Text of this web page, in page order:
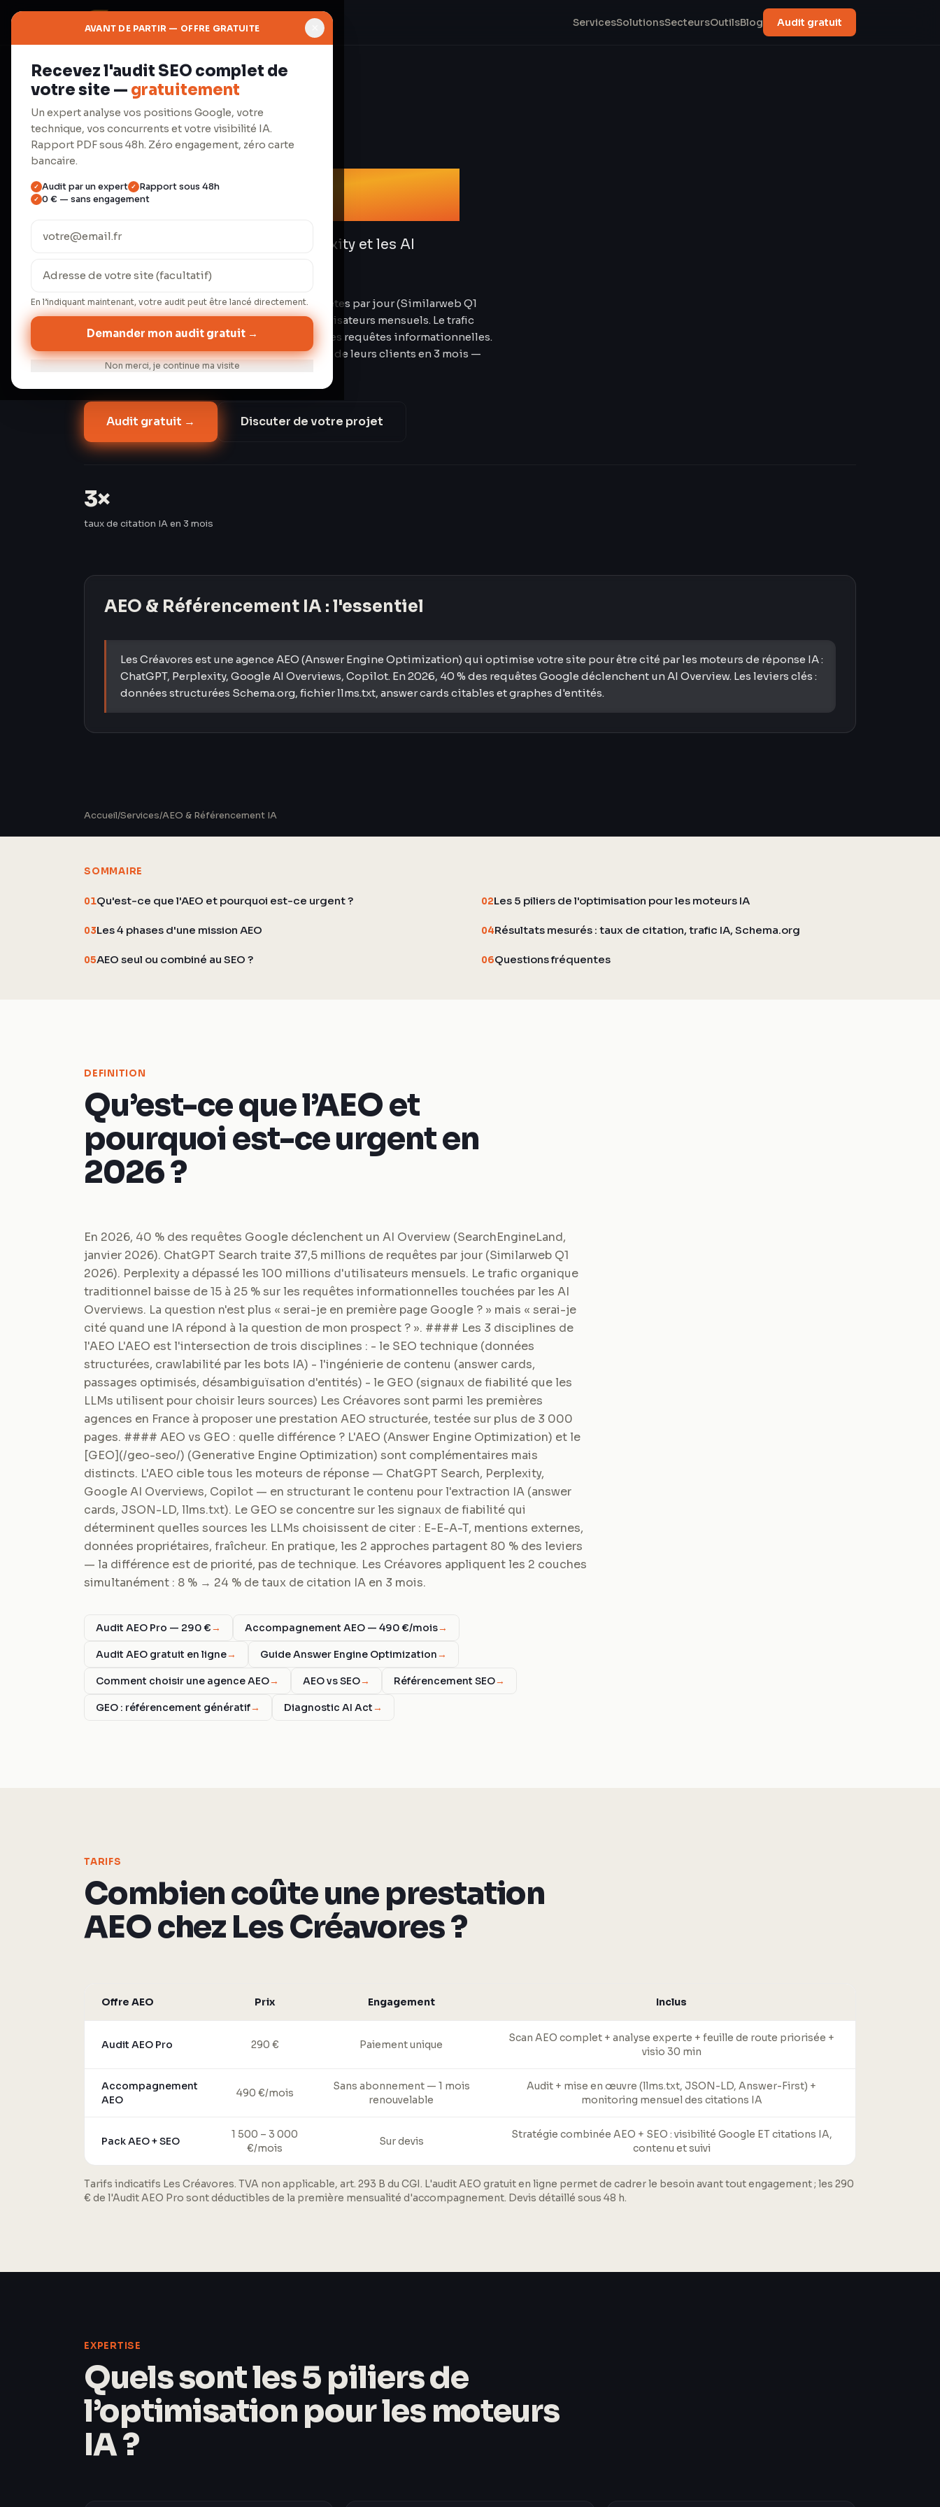
AVANT DE PARTIR — OFFRE GRATUITE
Recevez l'audit SEO complet de
votre site — gratuitement
Un expert analyse vos positions Google, votre
technique, vos concurrents et votre visibilité IA.
Rapport PDF sous 48h. Zéro engagement, zéro carte
bancaire.
✓ Audit par un expert ✓ Rapport sous 48h
✓ 0 € — sans engagement
En l’indiquant maintenant, votre audit peut être lancé directement.
Demander mon audit gratuit →
Non merci, je continue ma visite
ServicesSolutionsSecteursOutilsBlog Audit gratuit
◈ IA
AEO &
Référencement IA
Apparaissez dans ChatGPT, Perplexity et les AI
Overviews de Google.
ChatGPT Search traite 37,5 millions de requêtes par jour (Similarweb Q1
2026). Perplexity dépasse 100 millions d'utilisateurs mensuels. Le trafic
organique classique baisse de 15 à 25 % sur les requêtes informationnelles.
Les Créavores ont triplé le taux de citation IA de leurs clients en 3 mois —
passant de 8 % à 24 %.
Audit gratuit → Discuter de votre projet
3×
taux de citation IA en 3 mois
AEO & Référencement IA : l'essentiel
Les Créavores est une agence AEO (Answer Engine Optimization) qui optimise votre site pour être cité par les moteurs de réponse IA :
ChatGPT, Perplexity, Google AI Overviews, Copilot. En 2026, 40 % des requêtes Google déclenchent un AI Overview. Les leviers clés :
données structurées Schema.org, fichier llms.txt, answer cards citables et graphes d'entités.
Accueil/Services/AEO & Référencement IA
SOMMAIRE
01Qu'est-ce que l'AEO et pourquoi est-ce urgent ? 02Les 5 piliers de l'optimisation pour les moteurs IA
03Les 4 phases d'une mission AEO 04Résultats mesurés : taux de citation, trafic IA, Schema.org
05AEO seul ou combiné au SEO ? 06Questions fréquentes
DEFINITION
Qu’est-ce que l’AEO et
pourquoi est-ce urgent en
2026 ?
En 2026, 40 % des requêtes Google déclenchent un AI Overview (SearchEngineLand,
janvier 2026). ChatGPT Search traite 37,5 millions de requêtes par jour (Similarweb Q1
2026). Perplexity a dépassé les 100 millions d'utilisateurs mensuels. Le trafic organique
traditionnel baisse de 15 à 25 % sur les requêtes informationnelles touchées par les AI
Overviews. La question n'est plus « serai-je en première page Google ? » mais « serai-je
cité quand une IA répond à la question de mon prospect ? ». #### Les 3 disciplines de
l'AEO L'AEO est l'intersection de trois disciplines : - le SEO technique (données
structurées, crawlabilité par les bots IA) - l'ingénierie de contenu (answer cards,
passages optimisés, désambiguïsation d'entités) - le GEO (signaux de fiabilité que les
LLMs utilisent pour choisir leurs sources) Les Créavores sont parmi les premières
agences en France à proposer une prestation AEO structurée, testée sur plus de 3 000
pages. #### AEO vs GEO : quelle différence ? L'AEO (Answer Engine Optimization) et le
[GEO](/geo-seo/) (Generative Engine Optimization) sont complémentaires mais
distincts. L'AEO cible tous les moteurs de réponse — ChatGPT Search, Perplexity,
Google AI Overviews, Copilot — en structurant le contenu pour l'extraction IA (answer
cards, JSON-LD, llms.txt). Le GEO se concentre sur les signaux de fiabilité qui
déterminent quelles sources les LLMs choisissent de citer : E-E-A-T, mentions externes,
données propriétaires, fraîcheur. En pratique, les 2 approches partagent 80 % des leviers
— la différence est de priorité, pas de technique. Les Créavores appliquent les 2 couches
simultanément : 8 % → 24 % de taux de citation IA en 3 mois.
Audit AEO Pro — 290 €→ Accompagnement AEO — 490 €/mois→
Audit AEO gratuit en ligne→ Guide Answer Engine Optimization→
Comment choisir une agence AEO→ AEO vs SEO→ Référencement SEO→
GEO : référencement génératif→ Diagnostic AI Act→
TARIFS
Combien coûte une prestation
AEO chez Les Créavores ?
Offre AEO Prix Engagement Inclus
Audit AEO Pro 290 € Paiement unique
Scan AEO complet + analyse experte + feuille de route priorisée +
visio 30 min
Accompagnement
AEO
490 €/mois
Sans abonnement — 1 mois
renouvelable
Audit + mise en œuvre (llms.txt, JSON-LD, Answer-First) +
monitoring mensuel des citations IA
Pack AEO + SEO
1 500 – 3 000
€/mois
Sur devis
Stratégie combinée AEO + SEO : visibilité Google ET citations IA,
contenu et suivi
Tarifs indicatifs Les Créavores. TVA non applicable, art. 293 B du CGI. L'audit AEO gratuit en ligne permet de cadrer le besoin avant tout engagement ; les 290
€ de l'Audit AEO Pro sont déductibles de la première mensualité d'accompagnement. Devis détaillé sous 48 h.
EXPERTISE
Quels sont les 5 piliers de
l’optimisation pour les moteurs
IA ?